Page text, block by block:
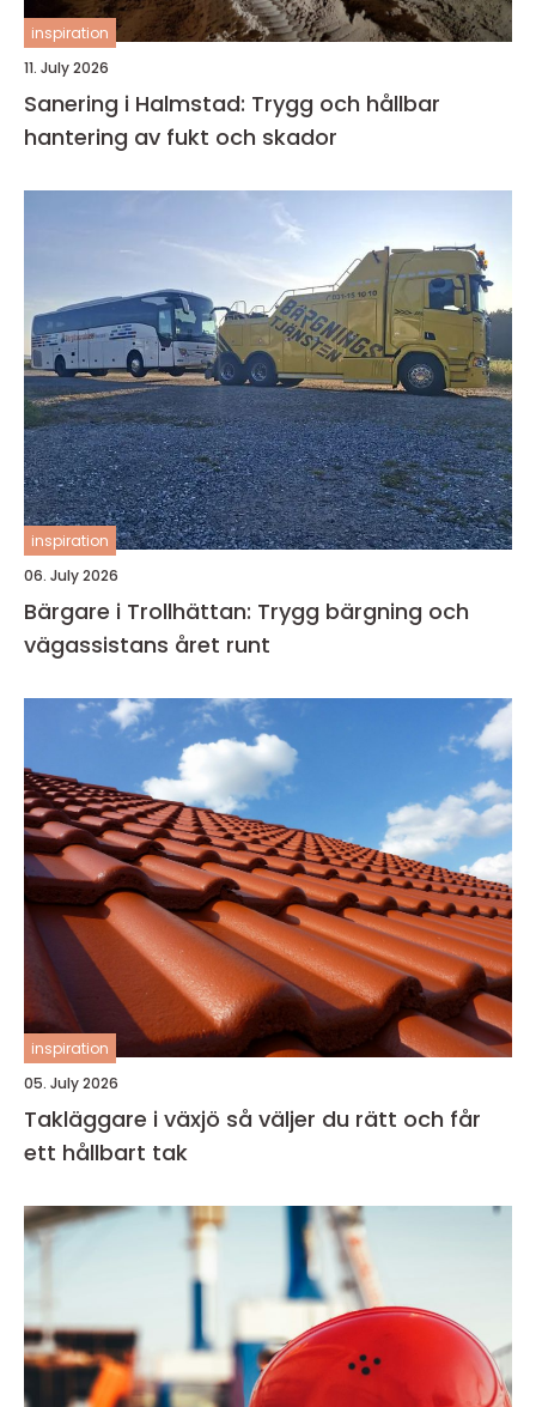
inspiration
11. July 2026
Sanering i Halmstad: Trygg och hållbar
hantering av fukt och skador
inspiration
06. July 2026
Bärgare i Trollhättan: Trygg bärgning och
vägassistans året runt
inspiration
05. July 2026
Takläggare i växjö så väljer du rätt och får
ett hållbart tak